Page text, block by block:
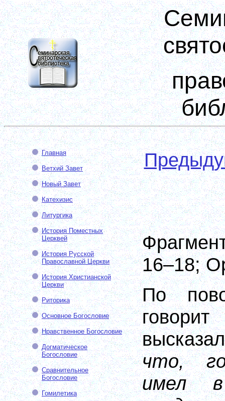
Главная
Ветхий Завет
Новый Завет
Катехизис
Литургика
История Поместных
Церквей
История Русской
Православной Церкви
История Христианской
Церкви
Риторика
Основное Богословие
Нравственное Богословие
Догматическое
Богословие
Сравнительное
Богословие
Гомилетика
16–18;
По
что,
имел